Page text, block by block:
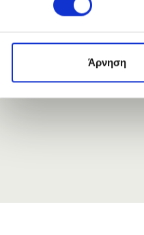
Άρνηση